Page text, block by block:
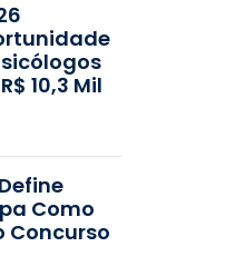
10,3 Mil
Como
Concurso